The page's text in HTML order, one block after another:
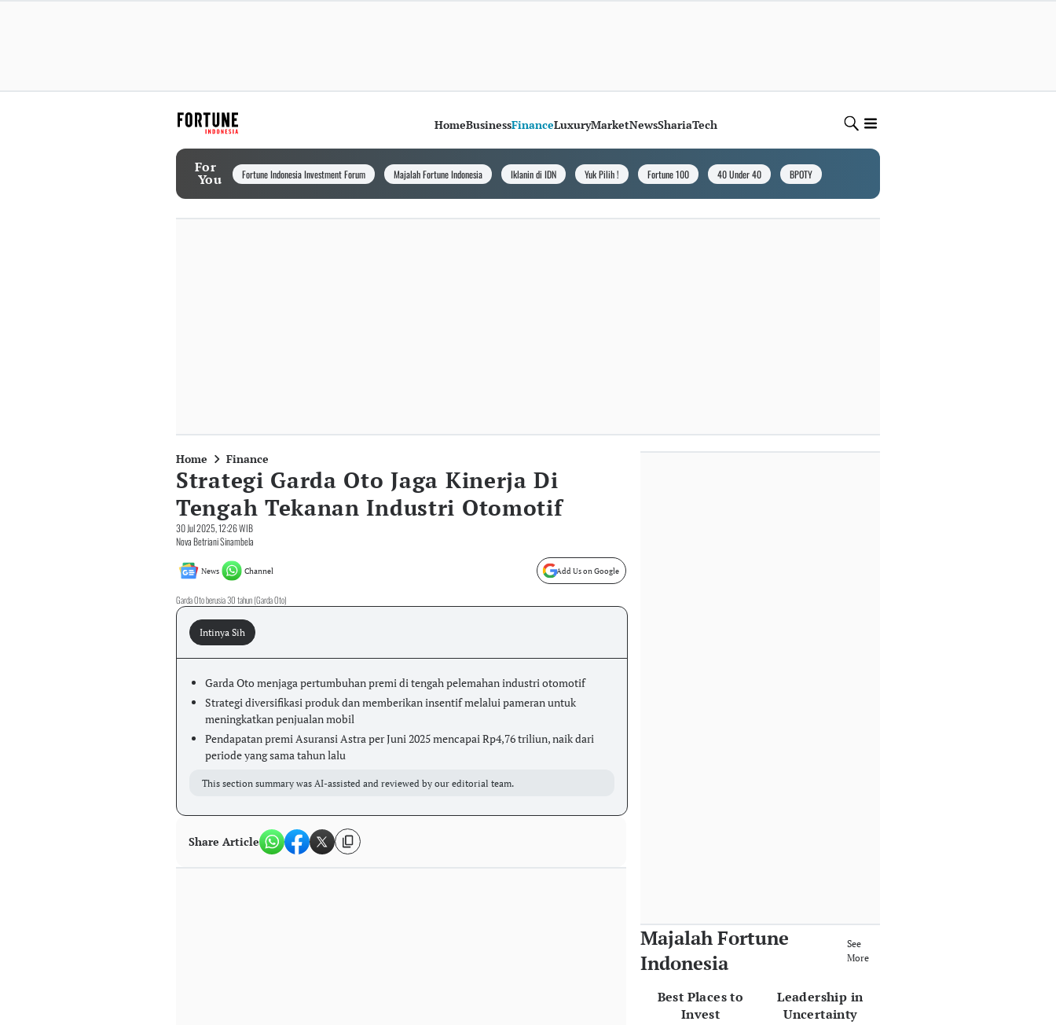
HomeBusinessFinanceLuxuryMarketNewsShariaTech
For
You Fortune Indonesia Investment Forum Majalah Fortune Indonesia Iklanin di IDN Yuk Pilih ! Fortune 100 40 Under 40 BPOTY
Home Finance
Strategi Garda Oto Jaga Kinerja Di
Tengah Tekanan Industri Otomotif
30 Jul 2025, 12:26 WIB
Nova Betriani Sinambela
News Channel Add Us on Google
Garda Oto berusia 30 tahun (Garda Oto)
Intinya Sih
Garda Oto menjaga pertumbuhan premi di tengah pelemahan industri otomotif
Strategi diversifikasi produk dan memberikan insentif melalui pameran untuk
meningkatkan penjualan mobil
Pendapatan premi Asuransi Astra per Juni 2025 mencapai Rp4,76 triliun, naik dari
periode yang sama tahun lalu
This section summary was AI-assisted and reviewed by our editorial team.
Share Article
Majalah Fortune
Indonesia
See
More
Best Places to
Invest
Leadership in
Uncertainty